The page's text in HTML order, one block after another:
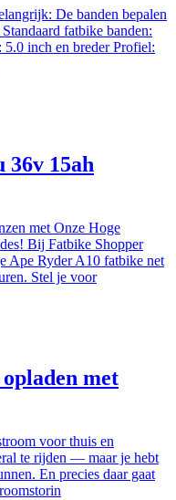
De banden bepalen
fatbike banden:
5.0 inch en breder Profiel:
36v 15ah
met Onze Hoge
Bij Fatbike Shopper
Ape Ryder A10 fatbike net
Stel je voor
met
voor thuis en
te rijden — maar je hebt
En precies daar gaat